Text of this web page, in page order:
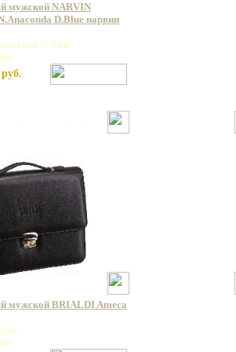
мужской NARVIN
D.Blue нарвин
D.Blue
мужской BRIALDI Ameca